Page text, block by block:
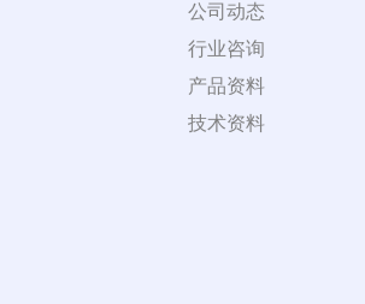
公司动态
行业咨询
产品资料
技术资料